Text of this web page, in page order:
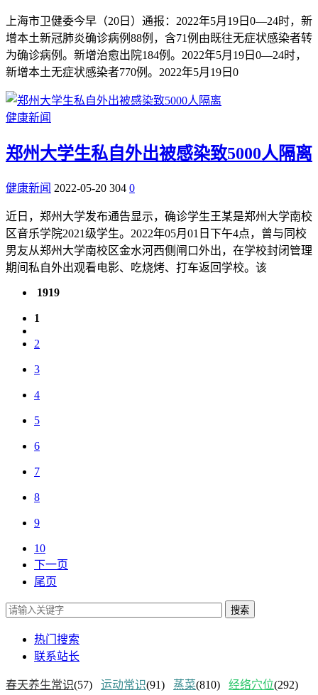
上海市卫健委今早（20日）通报：2022年5月19日0—24时，新
增本土新冠肺炎确诊病例88例，含71例由既往无症状感染者转
为确诊病例。新增治愈出院184例。2022年5月19日0—24时，
新增本土无症状感染者770例。2022年5月19日0
健康新闻
郑州大学生私自外出被感染致5000人隔离
健康新闻 2022-05-20 304 0
近日，郑州大学发布通告显示，确诊学生王某是郑州大学南校
区音乐学院2021级学生。2022年05月01日下午4点，曾与同校
男友从郑州大学南校区金水河西侧闸口外出，在学校封闭管理
期间私自外出观看电影、吃烧烤、打车返回学校。该
1919
1
2
3
4
5
6
7
8
9
10
下一页
尾页
搜索
热门搜索
联系站长
春天养生常识(57) 运动常识(91) 蒸菜(810) 经络穴位(292)